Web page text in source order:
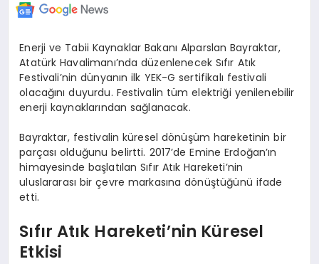
Enerji ve Tabii Kaynaklar Bakanı Alparslan Bayraktar,
Atatürk Havalimanı’nda düzenlenecek Sıfır Atık
Festivali’nin dünyanın ilk YEK-G sertifikalı festivali
olacağını duyurdu. Festivalin tüm elektriği yenilenebilir
enerji kaynaklarından sağlanacak.
Bayraktar, festivalin küresel dönüşüm hareketinin bir
parçası olduğunu belirtti. 2017’de Emine Erdoğan’ın
himayesinde başlatılan Sıfır Atık Hareketi’nin
uluslararası bir çevre markasına dönüştüğünü ifade
etti.
Sıfır Atık Hareketi’nin Küresel
Etkisi